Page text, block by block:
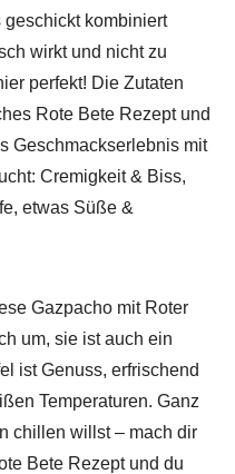
geschickt kombiniert
wirkt und nicht zu
perfekt! Die Zutaten
Rote Bete Rezept und
Geschmackserlebnis mit
Cremigkeit & Biss,
etwas Süße &
Gazpacho mit Roter
um, sie ist auch ein
ist Genuss, erfrischend
Temperaturen. Ganz
chillen willst – mach dir
Bete Rezept und du